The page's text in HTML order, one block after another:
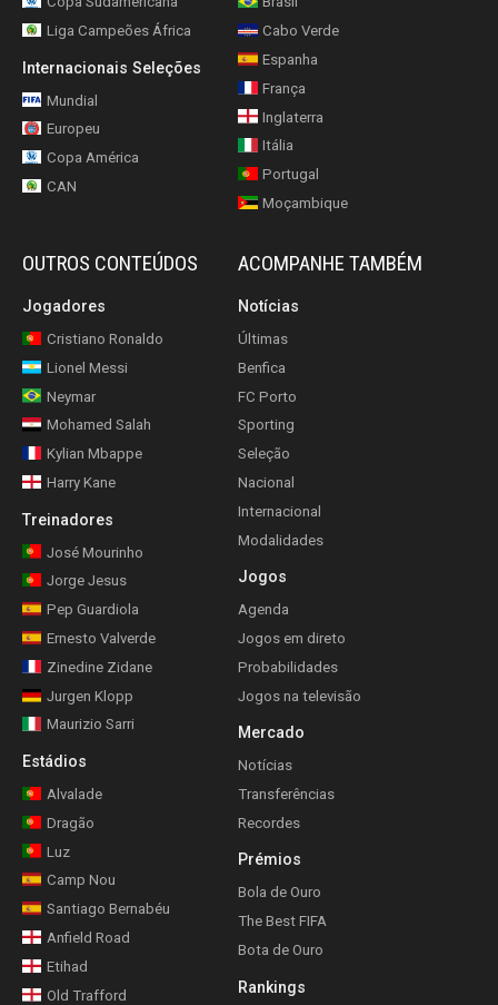
Liga Campeões África
Internacionais Seleções
Mundial
Europeu
Copa América
CAN
Cabo Verde
Espanha
França
Inglaterra
Itália
Portugal
Moçambique
OUTROS CONTEÚDOS
Jogadores
Cristiano Ronaldo
Lionel Messi
Neymar
Mohamed Salah
Kylian Mbappe
Harry Kane
Treinadores
José Mourinho
Jorge Jesus
Pep Guardiola
Ernesto Valverde
Zinedine Zidane
Jurgen Klopp
Maurizio Sarri
Estádios
Alvalade
Dragão
Luz
Camp Nou
Santiago Bernabéu
Anfield Road
Etihad
Old Trafford
ACOMPANHE TAMBÉM
Notícias
Últimas
Benfica
FC Porto
Sporting
Seleção
Nacional
Internacional
Modalidades
Jogos
Agenda
Jogos em direto
Probabilidades
Jogos na televisão
Mercado
Notícias
Transferências
Recordes
Prémios
Bola de Ouro
The Best FIFA
Bota de Ouro
Rankings